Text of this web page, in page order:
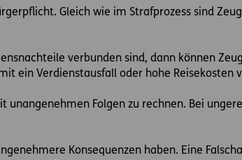
Gleich wie im Strafprozess sind
verbunden sind, dann können
ein Verdienstausfall oder hohe Reisekosten
unangenehmen Folgen zu rechnen. Bei
Konsequenzen haben. Eine